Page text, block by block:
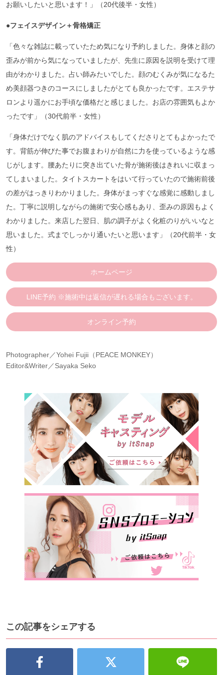
お願いしたいと思います！」（20代後半・女性）
●フェイスデザイン＋骨格矯正
「色々な雑誌に載っていたため気になり予約しました。身体と顔の
歪みが前から気になっていましたが、先生に原因を説明を受けて理
由がわかりました。占い師みたいでした。顔のむくみが気になるた
め美顔器つきのコースにしましたがとても良かったです。エステサ
ロンより遥かにお手頃な価格だと感じました。お店の雰囲気もよか
ったです」（30代前半・女性）
「身体だけでなく肌のアドバイスもしてくださりとてもよかったで
す。背筋が伸びた事でお腹まわりが自然に力を使っているような感
じがします。腰あたりに突き出ていた骨が施術後はきれいに収まっ
てしまいました。タイトスカートをはいて行っていたので施術前後
の差がはっきりわかりました。身体がまっすぐな感覚に感動しまし
た。丁寧に説明しながらの施術で安心感もあり、歪みの原因もよく
わかりました。来店した翌日、肌の調子がよく化粧のりがいいなと
思いました。式までしっかり通いたいと思います」（20代前半・女
性）
ホームページ
LINE予約 ※施術中は返信が遅れる場合もございます。
オンライン予約
Photographer／Yohei Fujii（PEACE MONKEY）
Editor&Writer／Sayaka Seko
この記事をシェアする